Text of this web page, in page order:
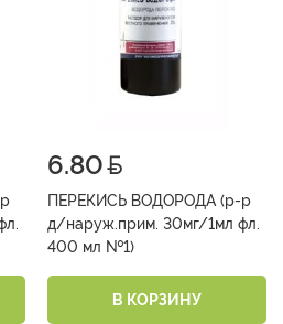
6.80
ПЕРЕКИСЬ ВОДОРОДА (р-р
д/наруж.прим. 30мг/1мл фл.
400 мл №1)
В КОРЗИНУ